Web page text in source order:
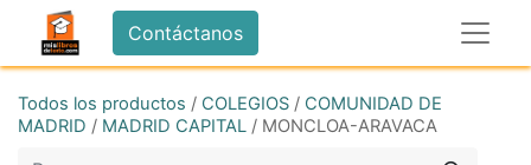
Contáctanos
Todos los productos / COLEGIOS / COMUNIDAD DE
MADRID / MADRID CAPITAL / MONCLOA-ARAVACA